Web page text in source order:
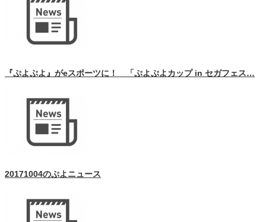
『ぷよぷよ』がeスポーツに！ 「ぷよぷよカップ in セガフェス…
20171004のぷよニュース